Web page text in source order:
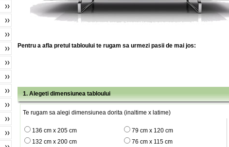
Pentru a afla pretul tabloului te rugam sa urmezi pasii de mai jos:
1. Alegeti dimensiunea tabloului
Te rugam sa alegi dimensiunea dorita (inaltime x latime)
136 cm x 205 cm
79 cm x 120 cm
132 cm x 200 cm
76 cm x 115 cm